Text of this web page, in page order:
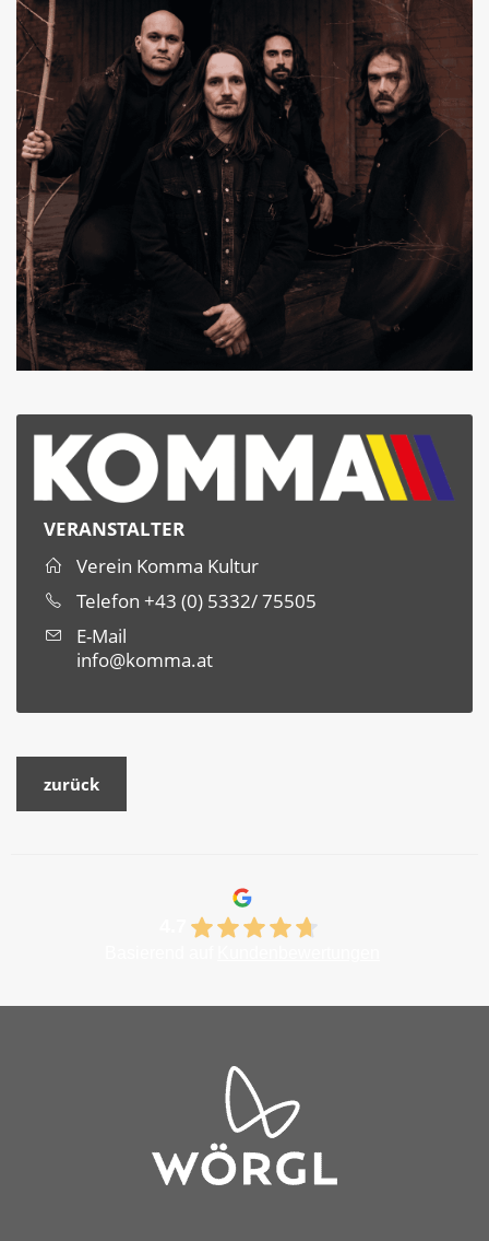
VERANSTALTER
Verein Komma Kultur
Telefon +43 (0) 5332/ 75505
E-Mail
info@komma.at
zurück